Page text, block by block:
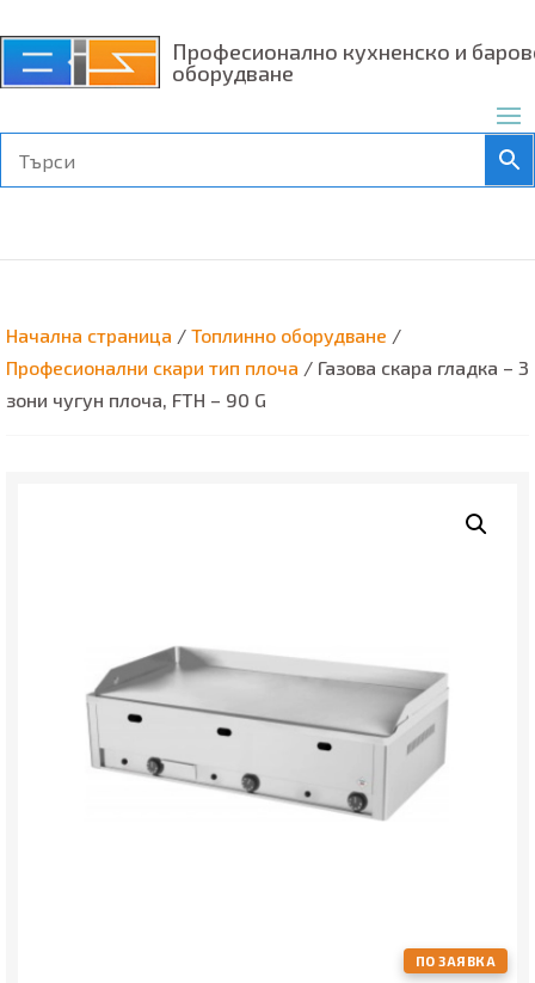
Професионално кухненско и
оборудване
Начална страница / Топлинно оборудване /
Професионални скари тип плоча / Газова скара гладка – 3
зони чугун плоча, FTH – 90 G
ПО ЗАЯВКА